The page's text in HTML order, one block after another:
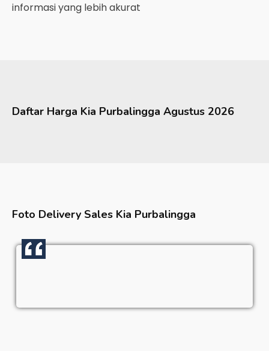
informasi yang lebih akurat
Daftar Harga Kia Purbalingga Agustus 2026
Foto Delivery Sales Kia Purbalingga